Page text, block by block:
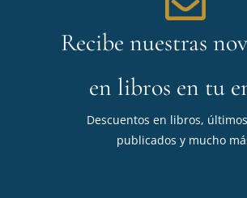
Recibe nuestras
en libros en tu
Descuentos en libros,
publicados y mucho